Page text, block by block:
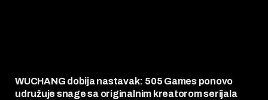
WUCHANG dobija nastavak: 505 Games ponovo
udružuje snage sa originalnim kreatorom serijala